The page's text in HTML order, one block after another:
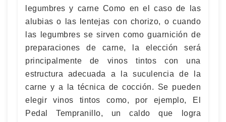
legumbres y carne Como en el caso de las
alubias o las lentejas con chorizo, o cuando
las legumbres se sirven como guarnición de
preparaciones de carne, la elección será
principalmente de vinos tintos con una
estructura adecuada a la suculencia de la
carne y a la técnica de cocción. Se pueden
elegir vinos tintos como, por ejemplo, El
Pedal Tempranillo, un caldo que logra